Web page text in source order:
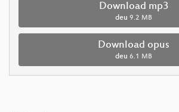
Download mp3
deu 9.2 MB
Download opus
deu 6.1 MB